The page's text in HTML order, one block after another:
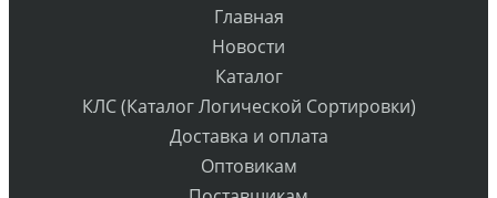
Главная
Новости
Каталог
КЛС (Каталог Логической Сортировки)
Доставка и оплата
Оптовикам